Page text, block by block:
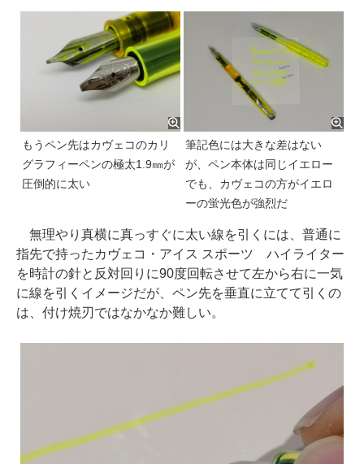
もうペン先はカヴェコのカリ
グラフィーペンの極太1.9㎜が
圧倒的に太い
筆記色には大きな差はない
が、ペン本体は同じイエロー
でも、カヴェコの方がイエロ
ーの蛍光色が強烈だ
無理やり真横に真っすぐに太い線を引くには、普通に
指先で持ったカヴェコ・アイス スポーツ ハイライター
を時計の針と反対回りに90度回転させて左から右に一気
に線を引くイメージだが、ペン先を垂直に立てて引くの
は、付け焼刃ではなかなか難しい。